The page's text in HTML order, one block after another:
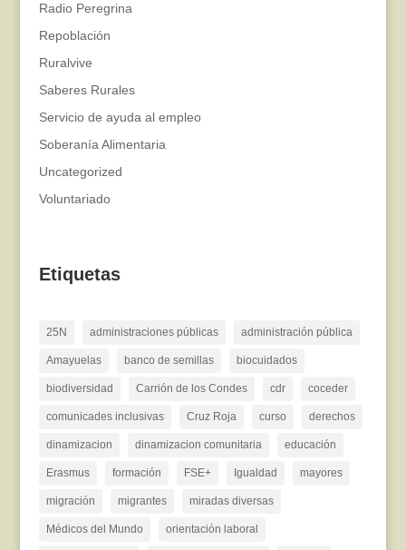
Radio Peregrina
Repoblación
Ruralvive
Saberes Rurales
Servicio de ayuda al empleo
Soberanía Alimentaria
Uncategorized
Voluntariado
Etiquetas
25N administraciones públicas administración pública
Amayuelas banco de semillas biocuidados
biodiversidad Carrión de los Condes cdr coceder
comunicades inclusivas Cruz Roja curso derechos
dinamizacion dinamizacion comunitaria educación
Erasmus formación FSE+ Igualdad mayores
migración migrantes miradas diversas
Médicos del Mundo orientación laboral